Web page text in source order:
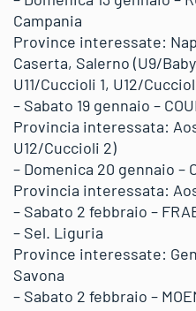
Campania
Province interessate:
Caserta, Salerno (U9/
U11/Cuccioli 1, U12/
– Sabato 19 gennaio –
Provincia interessata:
U12/Cuccioli 2)
– Domenica 20 gennaio –
Provincia interessata:
– Sabato 2 febbraio –
– Sel. Liguria
Province interessate:
Savona
– Sabato 2 febbraio –